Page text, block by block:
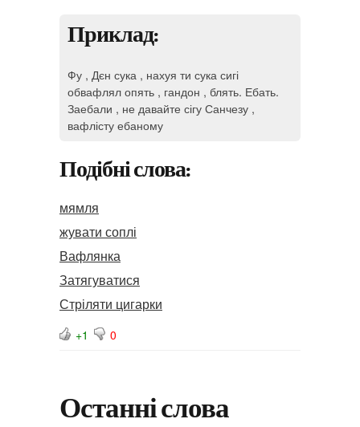
Приклад:
Фу , Дєн сука , нахуя ти сука сигі
обвафлял опять , гандон , блять. Ебать.
Заебали , не давайте сігу Санчезу ,
вафлісту ебаному
Подібні слова:
мямля
жувати соплі
Вафлянка
Затягуватися
Стріляти цигарки
+1 0
Останні слова